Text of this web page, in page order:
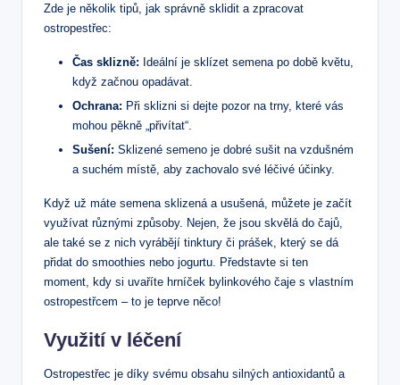
Zde je několik tipů, jak správně sklidit a zpracovat
ostropestřec:
Čas sklizně: Ideální je sklízet semena po době květu,
když začnou opadávat.
Ochrana: Při sklizni si dejte pozor na trny, které vás
mohou pěkně „přivítat“.
Sušení: Sklizené semeno je dobré sušit na vzdušném
a suchém místě, aby zachovalo své léčivé účinky.
Když už máte semena sklizená a usušená, můžete je začít
využívat různými způsoby. Nejen, že jsou skvělá do čajů,
ale také se z nich vyrábějí tinktury či prášek, který se dá
přidat do smoothies nebo jogurtu. Představte si ten
moment, kdy si uvaříte hrníček bylinkového čaje s vlastním
ostropestřcem – to je teprve něco!
Využití v léčení
Ostropestřec je díky svému obsahu silných antioxidantů a